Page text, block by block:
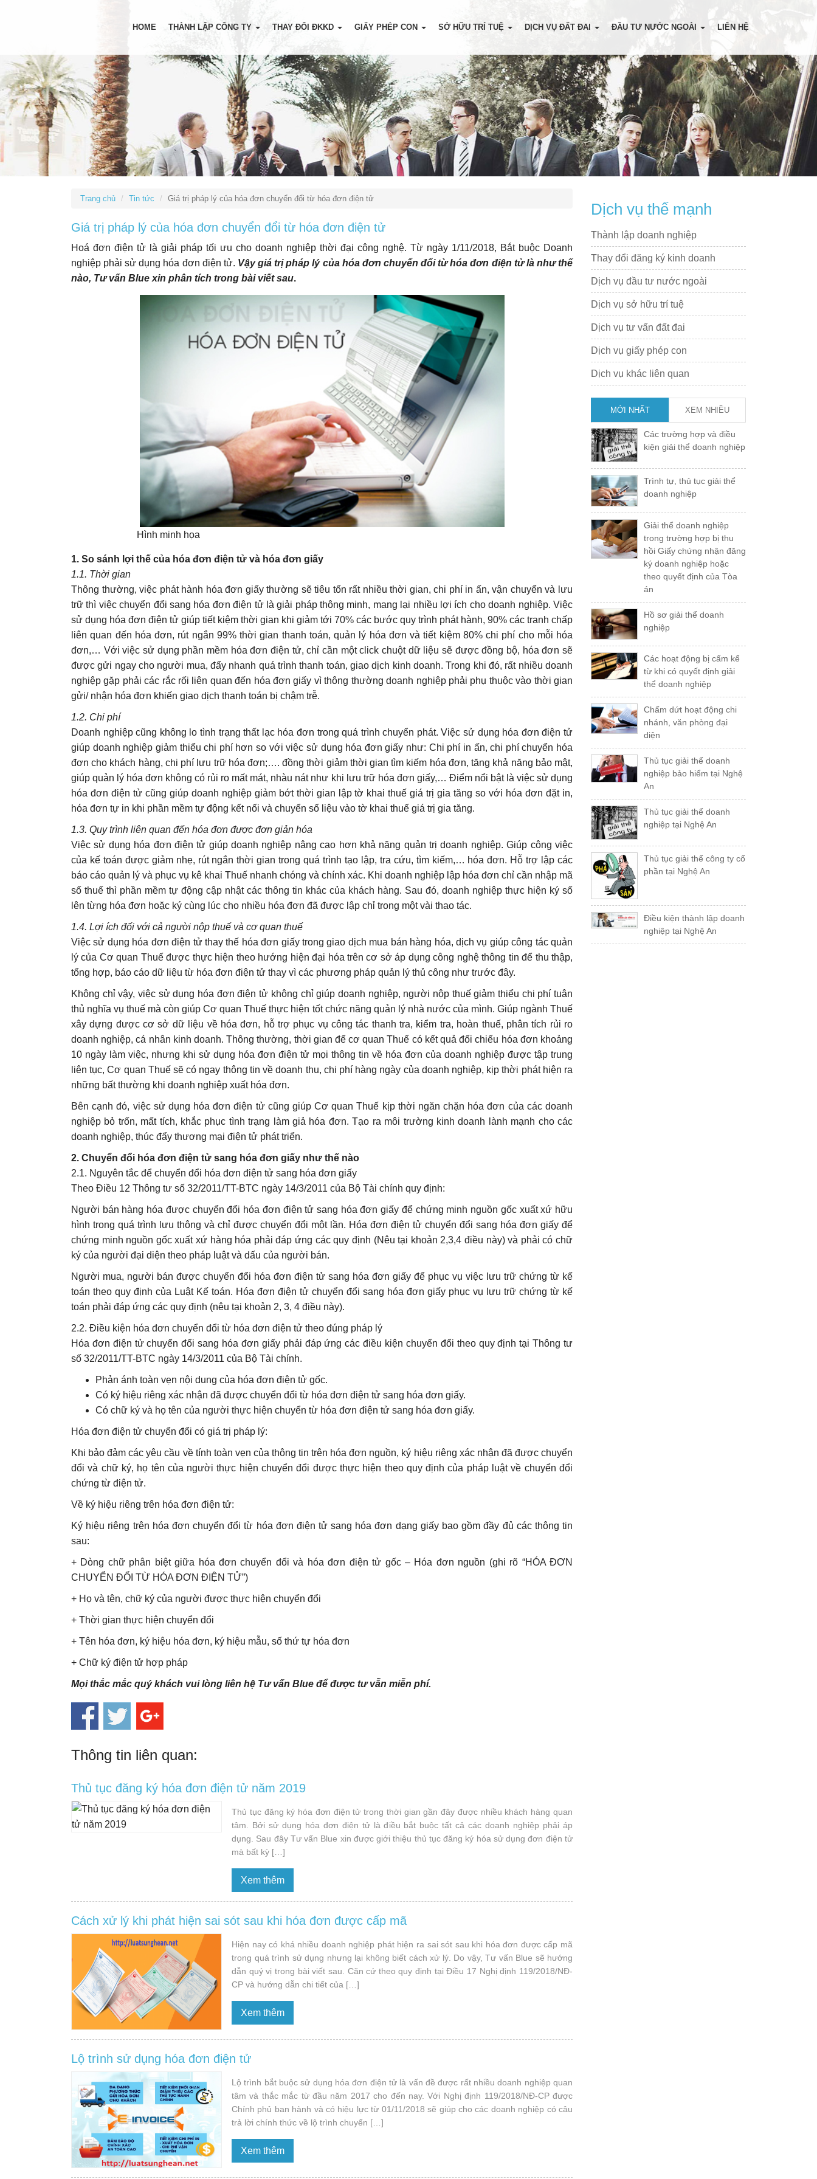
HOME THÀNH LẬP CÔNG TY THAY ĐỔI ĐKKD GIẤY PHÉP CON SỞ HỮU TRÍ TUỆ DỊCH VỤ ĐẤT ĐAI ĐẦU TƯ NƯỚC NGOÀI LIÊN HỆ
Trang chủ Tin tức Giá trị pháp lý của hóa đơn chuyển đổi từ hóa đơn điện tử
Giá trị pháp lý của hóa đơn chuyển đổi từ hóa đơn điện tử
Hoá đơn điện tử là giải pháp tối ưu cho doanh nghiệp thời đại công nghệ. Từ ngày 1/11/2018, Bắt buộc Doanh
nghiệp phải sử dụng hóa đơn điện tử. Vậy giá trị pháp lý của hóa đơn chuyển đổi từ hóa đơn điện tử là như thế
nào, Tư vấn Blue xin phân tích trong bài viết sau.
Hình minh họa
1. So sánh lợi thế của hóa đơn điện tử và hóa đơn giấy
1.1. Thời gian
Thông thường, việc phát hành hóa đơn giấy thường sẽ tiêu tốn rất nhiều thời gian, chi phí in ấn, vận chuyển và lưu
trữ thì việc chuyển đổi sang hóa đơn điện tử là giải pháp thông minh, mang lại nhiều lợi ích cho doanh nghiệp. Việc
sử dụng hóa đơn điện tử giúp tiết kiệm thời gian khi giảm tới 70% các bước quy trình phát hành, 90% các tranh chấp
liên quan đến hóa đơn, rút ngắn 99% thời gian thanh toán, quản lý hóa đơn và tiết kiệm 80% chi phí cho mỗi hóa
đơn,… Với việc sử dụng phần mềm hóa đơn điện tử, chỉ cần một click chuột dữ liệu sẽ được đồng bộ, hóa đơn sẽ
được gửi ngay cho người mua, đẩy nhanh quá trình thanh toán, giao dịch kinh doanh. Trong khi đó, rất nhiều doanh
nghiệp gặp phải các rắc rối liên quan đến hóa đơn giấy vì thông thường doanh nghiệp phải phụ thuộc vào thời gian
gửi/ nhận hóa đơn khiến giao dịch thanh toán bị chậm trễ.
1.2. Chi phí
Doanh nghiệp cũng không lo tình trạng thất lạc hóa đơn trong quá trình chuyển phát. Việc sử dụng hóa đơn điện tử
giúp doanh nghiệp giảm thiểu chi phí hơn so với việc sử dụng hóa đơn giấy như: Chi phí in ấn, chi phí chuyển hóa
đơn cho khách hàng, chi phí lưu trữ hóa đơn;…. đồng thời giảm thời gian tìm kiếm hóa đơn, tăng khả năng bảo mật,
giúp quản lý hóa đơn không có rủi ro mất mát, nhàu nát như khi lưu trữ hóa đơn giấy,… Điểm nổi bật là việc sử dụng
hóa đơn điện tử cũng giúp doanh nghiệp giảm bớt thời gian lập tờ khai thuế giá trị gia tăng so với hóa đơn đặt in,
hóa đơn tự in khi phần mềm tự động kết nối và chuyển số liệu vào tờ khai thuế giá trị gia tăng.
1.3. Quy trình liên quan đến hóa đơn được đơn giản hóa
Việc sử dụng hóa đơn điện tử giúp doanh nghiệp nâng cao hơn khả năng quản trị doanh nghiệp. Giúp công việc
của kế toán được giảm nhẹ, rút ngắn thời gian trong quá trình tạo lập, tra cứu, tìm kiếm,… hóa đơn. Hỗ trợ lập các
báo cáo quản lý và phục vụ kê khai Thuế nhanh chóng và chính xác. Khi doanh nghiệp lập hóa đơn chỉ cần nhập mã
số thuế thì phần mềm tự động cập nhật các thông tin khác của khách hàng. Sau đó, doanh nghiệp thực hiện ký số
lên từng hóa đơn hoặc ký cùng lúc cho nhiều hóa đơn đã được lập chỉ trong một vài thao tác.
1.4. Lợi ích đối với cả người nộp thuế và cơ quan thuế
Việc sử dụng hóa đơn điện tử thay thế hóa đơn giấy trong giao dịch mua bán hàng hóa, dịch vụ giúp công tác quản
lý của Cơ quan Thuế được thực hiện theo hướng hiện đại hóa trên cơ sở áp dụng công nghệ thông tin để thu thập,
tổng hợp, báo cáo dữ liệu từ hóa đơn điện tử thay vì các phương pháp quản lý thủ công như trước đây.
Không chỉ vậy, việc sử dụng hóa đơn điện tử không chỉ giúp doanh nghiệp, người nộp thuế giảm thiểu chi phí tuân
thủ nghĩa vụ thuế mà còn giúp Cơ quan Thuế thực hiện tốt chức năng quản lý nhà nước của mình. Giúp ngành Thuế
xây dựng được cơ sở dữ liệu về hóa đơn, hỗ trợ phục vụ công tác thanh tra, kiểm tra, hoàn thuế, phân tích rủi ro
doanh nghiệp, cá nhân kinh doanh. Thông thường, thời gian để cơ quan Thuế có kết quả đối chiếu hóa đơn khoảng
10 ngày làm việc, nhưng khi sử dụng hóa đơn điện tử mọi thông tin về hóa đơn của doanh nghiệp được tập trung
liên tục, Cơ quan Thuế sẽ có ngay thông tin về doanh thu, chi phí hàng ngày của doanh nghiệp, kịp thời phát hiện ra
những bất thường khi doanh nghiệp xuất hóa đơn.
Bên cạnh đó, việc sử dụng hóa đơn điện tử cũng giúp Cơ quan Thuế kịp thời ngăn chặn hóa đơn của các doanh
nghiệp bỏ trốn, mất tích, khắc phục tình trạng làm giả hóa đơn. Tạo ra môi trường kinh doanh lành mạnh cho các
doanh nghiệp, thúc đẩy thương mại điện tử phát triển.
2. Chuyển đổi hóa đơn điện tử sang hóa đơn giấy như thế nào
2.1. Nguyên tắc để chuyển đổi hóa đơn điện tử sang hóa đơn giấy
Theo Điều 12 Thông tư số 32/2011/TT-BTC ngày 14/3/2011 của Bộ Tài chính quy định:
Người bán hàng hóa được chuyển đổi hóa đơn điện tử sang hóa đơn giấy để chứng minh nguồn gốc xuất xứ hữu
hình trong quá trình lưu thông và chỉ được chuyển đổi một lần. Hóa đơn điện tử chuyển đổi sang hóa đơn giấy để
chứng minh nguồn gốc xuất xứ hàng hóa phải đáp ứng các quy định (Nêu tại khoản 2,3,4 điều này) và phải có chữ
ký của người đại diện theo pháp luật và dấu của người bán.
Người mua, người bán được chuyển đổi hóa đơn điện tử sang hóa đơn giấy để phục vụ việc lưu trữ chứng từ kế
toán theo quy định của Luật Kế toán. Hóa đơn điện tử chuyển đổi sang hóa đơn giấy phục vụ lưu trữ chứng từ kế
toán phải đáp ứng các quy định (nêu tại khoản 2, 3, 4 điều này).
2.2. Điều kiện hóa đơn chuyển đổi từ hóa đơn điện tử theo đúng pháp lý
Hóa đơn điện tử chuyển đổi sang hóa đơn giấy phải đáp ứng các điều kiện chuyển đổi theo quy định tại Thông tư
số 32/2011/TT-BTC ngày 14/3/2011 của Bộ Tài chính.
Phản ánh toàn vẹn nội dung của hóa đơn điện tử gốc.
Có ký hiệu riêng xác nhận đã được chuyển đổi từ hóa đơn điện tử sang hóa đơn giấy.
Có chữ ký và họ tên của người thực hiện chuyển từ hóa đơn điện tử sang hóa đơn giấy.
Hóa đơn điện tử chuyển đổi có giá trị pháp lý:
Khi bảo đảm các yêu cầu về tính toàn vẹn của thông tin trên hóa đơn nguồn, ký hiệu riêng xác nhận đã được chuyển
đổi và chữ ký, họ tên của người thực hiện chuyển đổi được thực hiện theo quy định của pháp luật về chuyển đổi
chứng từ điện tử.
Về ký hiệu riêng trên hóa đơn điện tử:
Ký hiệu riêng trên hóa đơn chuyển đổi từ hóa đơn điện tử sang hóa đơn dạng giấy bao gồm đầy đủ các thông tin
sau:
+ Dòng chữ phân biệt giữa hóa đơn chuyển đổi và hóa đơn điện tử gốc – Hóa đơn nguồn (ghi rõ “HÓA ĐƠN
CHUYỂN ĐỔI TỪ HÓA ĐƠN ĐIỆN TỬ”)
+ Họ và tên, chữ ký của người được thực hiện chuyển đổi
+ Thời gian thực hiện chuyển đổi
+ Tên hóa đơn, ký hiệu hóa đơn, ký hiệu mẫu, số thứ tự hóa đơn
+ Chữ ký điện tử hợp pháp
Mọi thắc mắc quý khách vui lòng liên hệ Tư vấn Blue để được tư vẫn miễn phí.
Thông tin liên quan:
Thủ tục đăng ký hóa đơn điện tử năm 2019
Thủ tục đăng ký hóa đơn điện tử trong thời gian gần đây được nhiều khách hàng quan
tâm. Bởi sử dụng hóa đơn điện tử là điều bắt buộc tất cả các doanh nghiệp phải áp
dụng. Sau đây Tư vấn Blue xin được giới thiệu thủ tục đăng ký hóa sử dụng đơn điện tử
mà bất kỳ […]
Xem thêm
Cách xử lý khi phát hiện sai sót sau khi hóa đơn được cấp mã
Hiện nay có khá nhiều doanh nghiệp phát hiện ra sai sót sau khi hóa đơn được cấp mã
trong quá trình sử dụng nhưng lại không biết cách xử lý. Do vậy, Tư vấn Blue sẽ hướng
dẫn quý vị trong bài viết sau. Căn cứ theo quy định tại Điều 17 Nghị định 119/2018/NĐ-
CP và hướng dẫn chi tiết của […]
Xem thêm
Lộ trình sử dụng hóa đơn điện tử
Lộ trình bắt buộc sử dụng hóa đơn điện tử là vấn đề được rất nhiều doanh nghiệp quan
tâm và thắc mắc từ đầu năm 2017 cho đến nay. Với Nghị định 119/2018/NĐ-CP được
Chính phủ ban hành và có hiệu lực từ 01/11/2018 sẽ giúp cho các doanh nghiệp có câu
trả lời chính thức về lộ trình chuyển […]
Xem thêm
Dịch vụ thế mạnh
Thành lập doanh nghiệp
Thay đổi đăng ký kinh doanh
Dịch vụ đầu tư nước ngoài
Dịch vụ sở hữu trí tuệ
Dịch vụ tư vấn đất đai
Dịch vụ giấy phép con
Dịch vụ khác liên quan
MỚI NHẤT XEM NHIỀU
Các trường hợp và điều
kiện giải thể doanh nghiệp
Trình tự, thủ tục giải thể
doanh nghiệp
Giải thể doanh nghiệp
trong trường hợp bị thu
hồi Giấy chứng nhận đăng
ký doanh nghiệp hoặc
theo quyết định của Tòa
án
Hồ sơ giải thể doanh
nghiệp
Các hoạt động bị cấm kể
từ khi có quyết định giải
thể doanh nghiệp
Chấm dứt hoạt động chi
nhánh, văn phòng đại
diện
Thủ tục giải thể doanh
nghiệp bảo hiểm tại Nghệ
An
Thủ tục giải thể doanh
nghiệp tại Nghệ An
Thủ tục giải thể công ty cổ
phần tại Nghệ An
Điều kiện thành lập doanh
nghiệp tại Nghệ An